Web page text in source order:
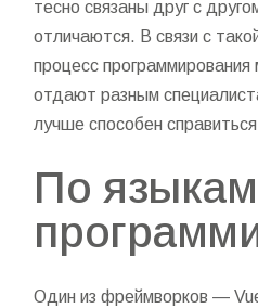
тесно связаны друг с
отличаются. В связи с
процесс программирования
отдают разным
лучше способен
По языкам
Один из фреймворков —